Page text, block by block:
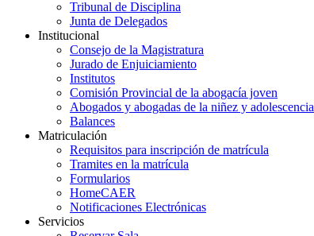
Tribunal de Disciplina
Junta de Delegados
Institucional
Consejo de la Magistratura
Jurado de Enjuiciamiento
Institutos
Comisión Provincial de la abogacía joven
Abogados y abogadas de la niñez y adolescencia
Balances
Matriculación
Requisitos para inscripción de matrícula
Tramites en la matrícula
Formularios
HomeCAER
Notificaciones Electrónicas
Servicios